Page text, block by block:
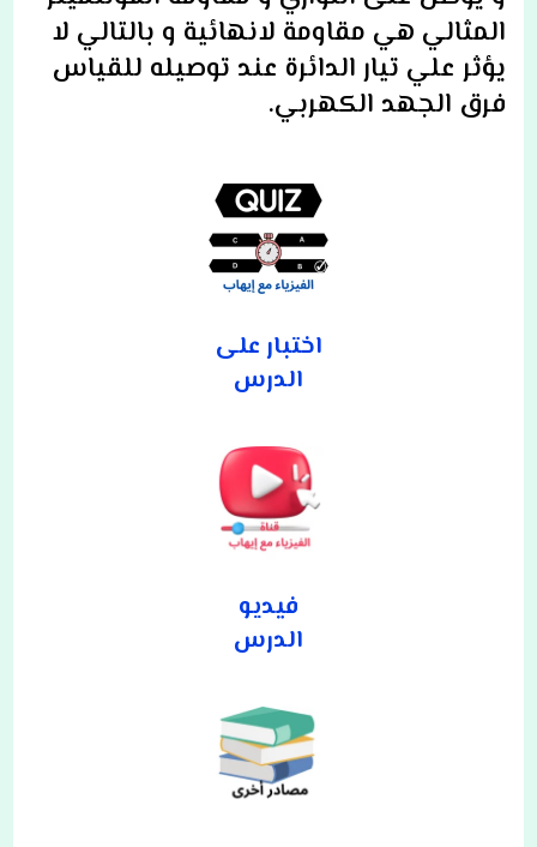
المثالي هي مقاومة لانهائية و بالتالي لا
يؤثر علي تيار الدائرة عند توصيله للقياس
فرق الجهد الكهربي.
اختبار على
الدرس
فيديو
الدرس